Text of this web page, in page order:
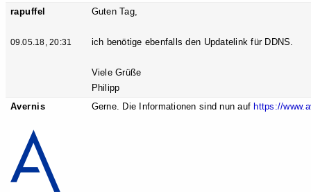
rapuffel
09.05.18, 20:31
Guten Tag,
ich benötige ebenfalls den Updatelink für DDNS.
Viele Grüße
Philipp
Avernis
Gerne. Die Informationen sind nun auf https://